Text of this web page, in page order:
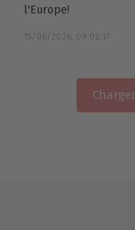
l'Europe!
15/06/2026, 09:02:17